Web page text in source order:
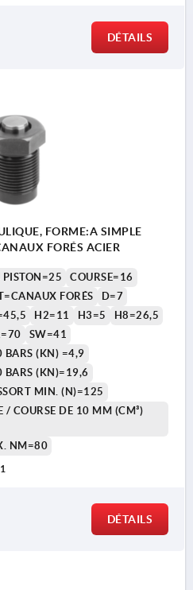
DÉTAILS
FORME:A SIMPLE
FORÉS ACIER
PISTON=25
COURSE=16
FORÉS
D=7
H2=11 H3=5
H8=26,5
SW=41
BARS (KN) =4,9
BARS (KN)=19,6
MIN. (N)=125
/ COURSE DE 10 MM (CM³)
NM=80
DÉTAILS